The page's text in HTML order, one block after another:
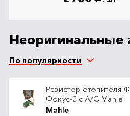
Неоригинальные
По популярности
Резистор отопителя
Фокус-2 с A/C Mahle
Mahle